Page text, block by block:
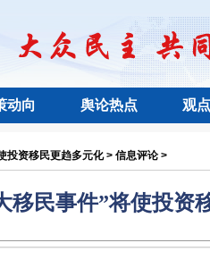
动向 舆论热点 观
投资移民更趋多元化 > 信息评论 >
移民事件”将使投资